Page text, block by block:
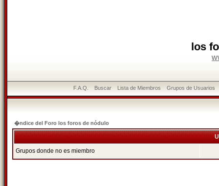
los
F.A.Q. Buscar Lista de Miembros Grupos de Usuarios
�ndice del Foro los foros de nódulo
Grupos donde no es miembro